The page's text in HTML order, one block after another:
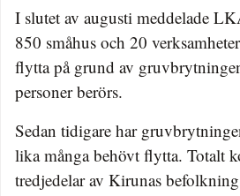
I slutet av augusti meddelade
850 småhus och 20
flytta på grund av
personer berörs.
Sedan tidigare har
lika många behövt flytta. Totalt
tredjedelar av Kirunas